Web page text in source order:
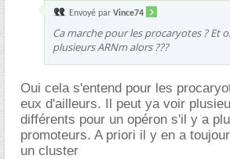
Envoyé par Vince74
Ca marche pour les procaryotes ? Et
plusieurs ARNm alors ???
Oui cela s'entend pour les
eux d'ailleurs. Il peut ya voir
différents pour un opéron s'il y a
promoteurs. A priori il y en a
un cluster